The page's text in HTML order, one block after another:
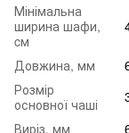
Мінімальна
ширина шафи,
cм
Довжина, мм
Розмір
основної чаші
Виріз, мм